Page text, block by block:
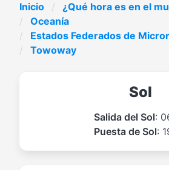
Inicio
¿Qué hora es en el
Oceanía
Estados Federados de
Towoway
Sol
Salida del Sol:
Puesta de Sol: